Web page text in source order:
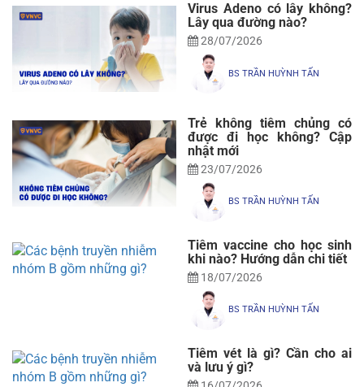
Virus Adeno có lây không?
Lây qua đường nào?
28/07/2026
BS TRẦN HUỲNH TẤN
Trẻ không tiêm chủng có
được đi học không? Cập
nhật mới
23/07/2026
BS TRẦN HUỲNH TẤN
Tiêm vaccine cho học sinh
khi nào? Hướng dẫn chi tiết
18/07/2026
BS TRẦN HUỲNH TẤN
Tiêm vét là gì? Cần cho ai
và lưu ý gì?